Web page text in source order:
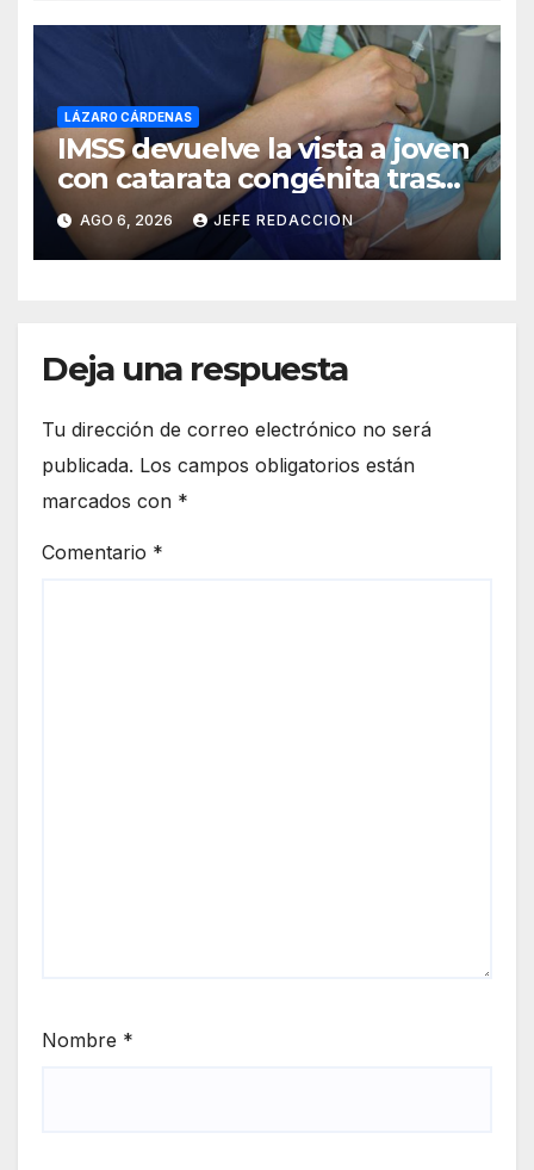
LÁZARO CÁRDENAS
IMSS devuelve la vista a joven
con catarata congénita tras
23 años de limitación visual
AGO 6, 2026 JEFE REDACCION
Deja una respuesta
Tu dirección de correo electrónico no será
publicada. Los campos obligatorios están
marcados con *
Comentario *
Nombre *